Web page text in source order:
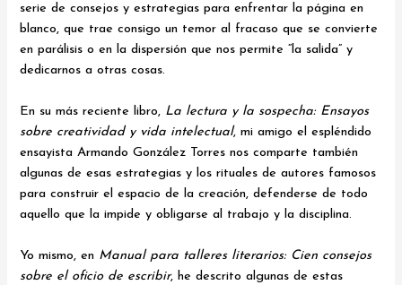
serie de consejos y estrategias para enfrentar la página en
blanco, que trae consigo un temor al fracaso que se convierte
en parálisis o en la dispersión que nos permite “la salida” y
dedicarnos a otras cosas.
En su más reciente libro, La lectura y la sospecha: Ensayos
sobre creatividad y vida intelectual, mi amigo el espléndido
ensayista Armando González Torres nos comparte también
algunas de esas estrategias y los rituales de autores famosos
para construir el espacio de la creación, defenderse de todo
aquello que la impide y obligarse al trabajo y la disciplina.
Yo mismo, en Manual para talleres literarios: Cien consejos
sobre el oficio de escribir, he descrito algunas de estas